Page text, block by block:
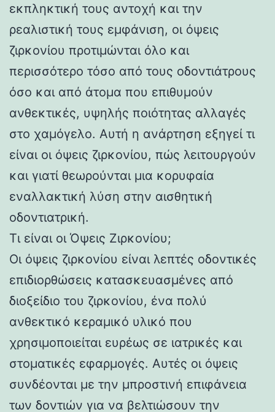
εκπληκτική τους αντοχή και την
ρεαλιστική τους εμφάνιση, οι όψεις
ζιρκονίου προτιμώνται όλο και
περισσότερο τόσο από τους οδοντιάτρους
όσο και από άτομα που επιθυμούν
ανθεκτικές, υψηλής ποιότητας αλλαγές
στο χαμόγελο. Αυτή η ανάρτηση εξηγεί τι
είναι οι όψεις ζιρκονίου, πώς λειτουργούν
και γιατί θεωρούνται μια κορυφαία
εναλλακτική λύση στην αισθητική
οδοντιατρική.
Τι είναι οι Όψεις Ζιρκονίου;
Οι όψεις ζιρκονίου είναι λεπτές οδοντικές
επιδιορθώσεις κατασκευασμένες από
διοξείδιο του ζιρκονίου, ένα πολύ
ανθεκτικό κεραμικό υλικό που
χρησιμοποιείται ευρέως σε ιατρικές και
στοματικές εφαρμογές. Αυτές οι όψεις
συνδέονται με την μπροστινή επιφάνεια
των δοντιών για να βελτιώσουν την